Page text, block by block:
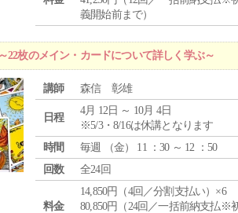
義開始前まで）
枚のメイン・カードについて詳しく学ぶ～
講師 森信 彰雄
日程
4月 12日 ～ 10月 4日
※5/3・8/16は休講となります
時間
毎週 （金） 11 ：30 ～ 12 ：50
回数
全24回
料金
14,850円（4回／分割支払い）×6
80,850円（24回／一括前納支払※